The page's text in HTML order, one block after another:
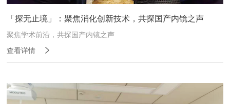
「探无止境」：聚焦消化创新技术，共探国产内镜之声
聚焦学术前沿，共探国产内镜之声
查看详情